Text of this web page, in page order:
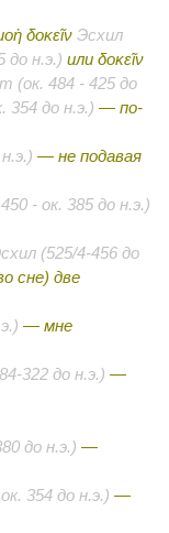
δοκεῖν Эсхил
до н.э.) или δοκεῖν
(ок. 484 - 425 до
354 до н.э.) — по-
— не подавая
- ок. 385 до н.э.)
(525/4-456 до
сне) две
— мне
322 до н.э.) —
до н.э.) —
354 до н.э.) —